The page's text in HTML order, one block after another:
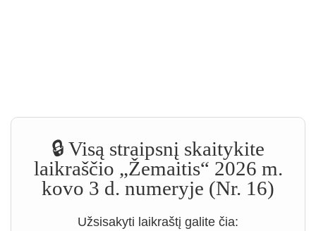
🔒 Visą straipsnį skaitykite
laikraščio „Žemaitis“ 2026 m.
kovo 3 d. numeryje (Nr. 16)
Užsisakyti laikraštį galite čia: